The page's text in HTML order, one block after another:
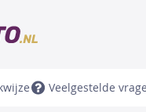
Veelgestelde